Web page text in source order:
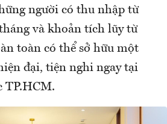
người có thu nhập từ
và khoản tích lũy từ
toàn có thể sở hữu một
đại, tiện nghi ngay tại
TP.HCM.